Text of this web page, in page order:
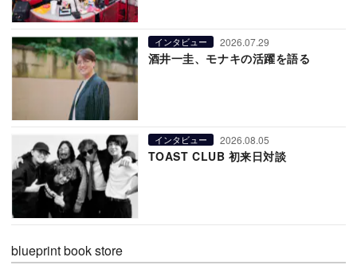
インタビュー 2026.07.29
酒井一圭、モナキの活躍を語る
インタビュー 2026.08.05
TOAST CLUB 初来日対談
blueprint book store